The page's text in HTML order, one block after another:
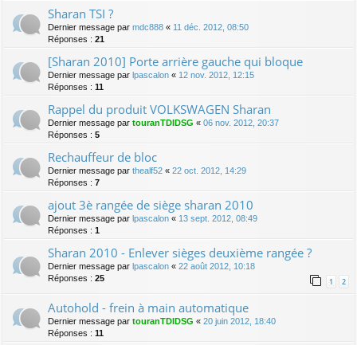
Sharan TSI ?
Dernier message par mdc888 « 11 déc. 2012, 08:50
Réponses : 21
[Sharan 2010] Porte arrière gauche qui bloque
Dernier message par lpascalon « 12 nov. 2012, 12:15
Réponses : 11
Rappel du produit VOLKSWAGEN Sharan
Dernier message par touranTDIDSG « 06 nov. 2012, 20:37
Réponses : 5
Rechauffeur de bloc
Dernier message par thealf52 « 22 oct. 2012, 14:29
Réponses : 7
ajout 3è rangée de siège sharan 2010
Dernier message par lpascalon « 13 sept. 2012, 08:49
Réponses : 1
Sharan 2010 - Enlever sièges deuxième rangée ?
Dernier message par lpascalon « 22 août 2012, 10:18
Réponses : 25 1 2
Autohold - frein à main automatique
Dernier message par touranTDIDSG « 20 juin 2012, 18:40
Réponses : 11